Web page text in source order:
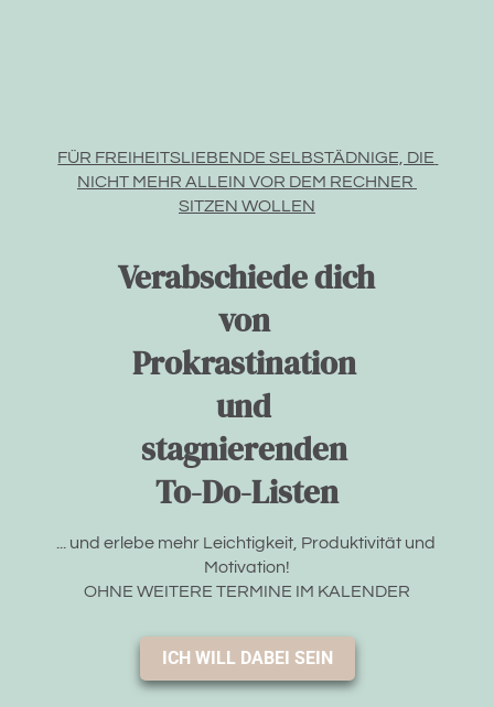
FÜR FREIHEITSLIEBENDE SELBSTÄDNIGE, DIE
NICHT MEHR ALLEIN VOR DEM RECHNER
SITZEN WOLLEN
Verabschiede dich
von
Prokrastination
und
stagnierenden
To-Do-Listen
... und erlebe mehr Leichtigkeit, Produktivität und
Motivation!
OHNE WEITERE TERMINE IM KALENDER
ICH WILL DABEI SEIN